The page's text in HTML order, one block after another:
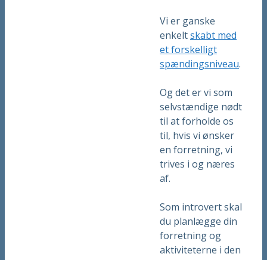
Vi er ganske
enkeltskabt med
et forskelligt
spændingsniveau.
Og det er vi som
selvstændige nødt
til at forholde os
til, hvis vi ønsker
en forretning, vi
trives i og næres
af.
Som introvert skal
du planlægge din
forretning og
aktiviteterne i den